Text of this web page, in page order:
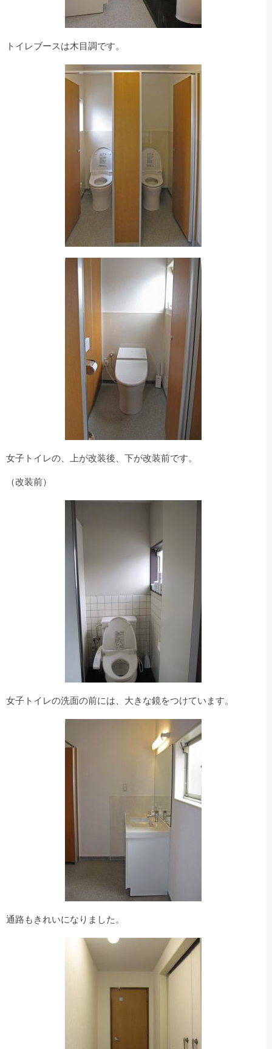
トイレブースは木目調です。
女子トイレの、上が改装後、下が改装前です。
（改装前）
女子トイレの洗面の前には、大きな鏡をつけています。
通路もきれいになりました。